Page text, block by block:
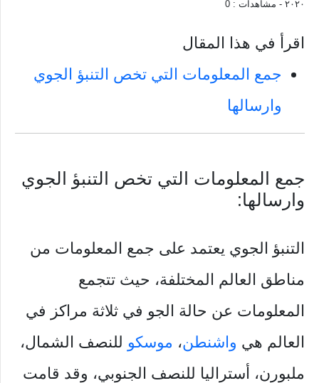
٢٠٢٠ - مشاهدات : 0
اقرأ في هذا المقال
جمع المعلومات التي تخص التنبؤ الجوي
وارسالها
جمع المعلومات التي تخص التنبؤ الجوي
وارسالها:
التنبؤ الجوي يعتمد على جمع المعلومات من
مناطق العالم المختلفة، حيث تتجمع
المعلومات عن حالة الجو في ثلاثة مراكز في
العالم هي واشنطن، موسكو للنصف الشمال،
ملبورن، أستراليا للنصف الجنوبي، وقد قامت